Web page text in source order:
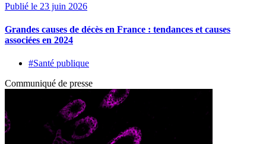
Publié le 23 juin 2026
Grandes causes de décès en France : tendances et causes
associées en 2024
#Santé publique
Communiqué de presse